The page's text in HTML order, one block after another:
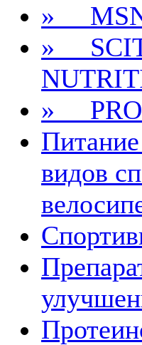
»
»
»
видов